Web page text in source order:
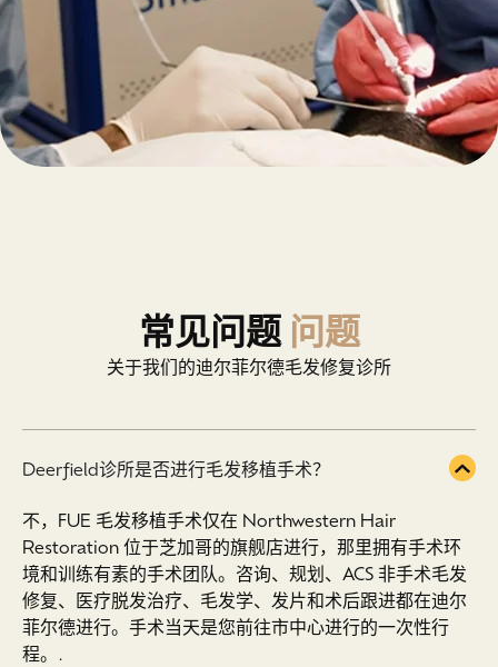
常见问题 问题
关于我们的迪尔菲尔德毛发修复诊所
Deerfield诊所是否进行毛发移植手术？
不，FUE 毛发移植手术仅在 Northwestern Hair
Restoration 位于芝加哥的旗舰店进行，那里拥有手术环
境和训练有素的手术团队。咨询、规划、ACS 非手术毛发
修复、医疗脱发治疗、毛发学、发片和术后跟进都在迪尔
菲尔德进行。手术当天是您前往市中心进行的一次性行
程。.